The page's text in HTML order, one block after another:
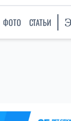
ФОТО СТАТЬИ